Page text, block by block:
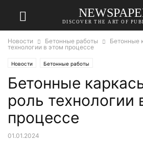
DISCOVER THE ART OF
Новости Бетонные работы
Бетонные
технологии в этом процессе
Новости Бетонные работы
Бетонные
роль технологии
процессе
01.01.2024